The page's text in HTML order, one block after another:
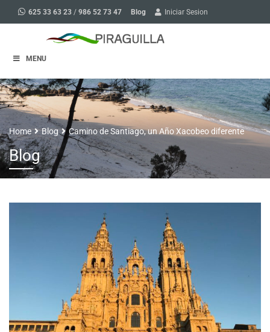
625 33 63 23 / 986 52 73 47 Blog Iniciar Sesion
MENU
Home Blog Camino de Santiago, un Año Xacobeo diferente
Blog